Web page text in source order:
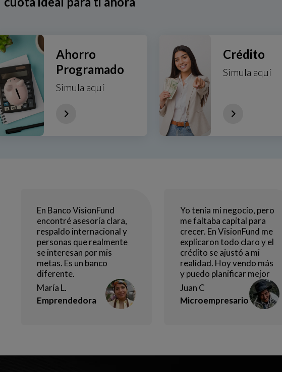
Ahorro
Programado
Simula aquí
Crédito
Simula aquí
En Banco VisionFund
encontré asesoría clara,
respaldo internacional y
personas que realmente
se interesan por mis
metas. Es un banco
diferente.
María L.
Emprendedora
Yo tenía mi negocio, pero
me faltaba capital para
crecer. En VisionFund me
explicaron todo claro y el
crédito se ajustó a mi
realidad. Hoy vendo más
y puedo planificar mejor
Juan C
Microempresario